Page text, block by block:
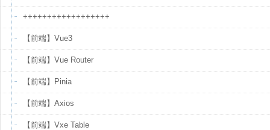
++++++++++++++++++
【前端】Vue3
【前端】Vue Router
【前端】Pinia
【前端】Axios
【前端】Vxe Table